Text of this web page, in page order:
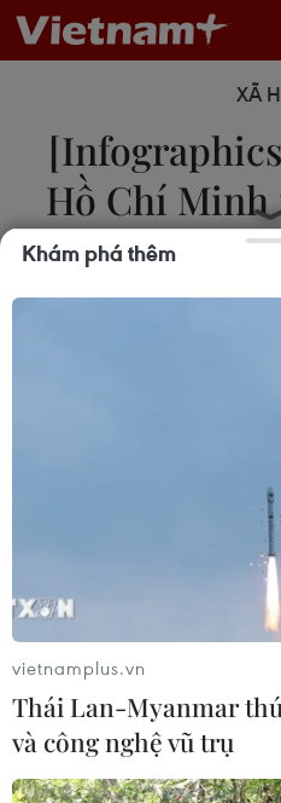
XÃ
Hồ Chí
hoạt
Khám phá thêm
vietnamplus.vn
Thái Lan-Myanmar
và công nghệ vũ trụ